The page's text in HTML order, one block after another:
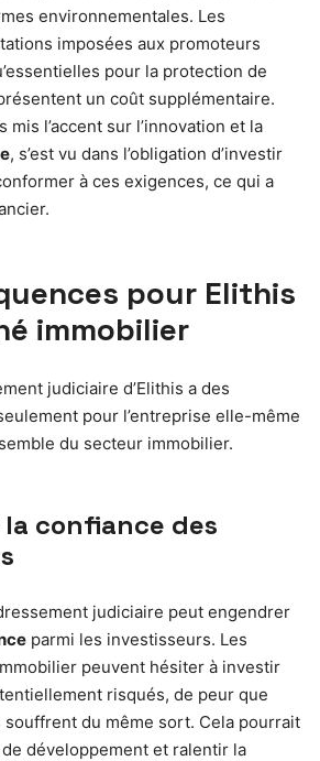
environnementales. Les
imposées aux promoteurs
pour la protection de
un coût supplémentaire.
mis l’accent sur l’innovation et la
, s’est vu dans l’obligation d’investir
à ces exigences, ce qui a
pour Elithis
immobilier
judiciaire d’Elithis a des
pour l’entreprise elle-même
du secteur immobilier.
confiance des
judiciaire peut engendrer
parmi les investisseurs. Les
peuvent hésiter à investir
risqués, de peur que
souffrent du même sort. Cela pourrait
développement et ralentir la